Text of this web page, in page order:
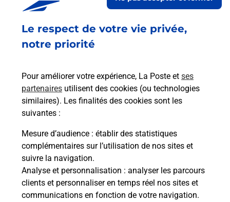
Le respect de votre vie privée,
notre priorité
Pour améliorer votre expérience, La Poste et ses
partenaires utilisent des cookies (ou technologies
similaires). Les finalités des cookies sont les
suivantes :
Mesure d’audience : établir des statistiques
complémentaires sur l’utilisation de nos sites et
suivre la navigation.
Analyse et personnalisation : analyser les parcours
clients et personnaliser en temps réel nos sites et
communications en fonction de votre navigation.
jusqu'à 22h00
11 RUE MASARYK
69009 LYON
Malin !
La Poste
en ligne
Ouvert 24h/24
En savoir plus